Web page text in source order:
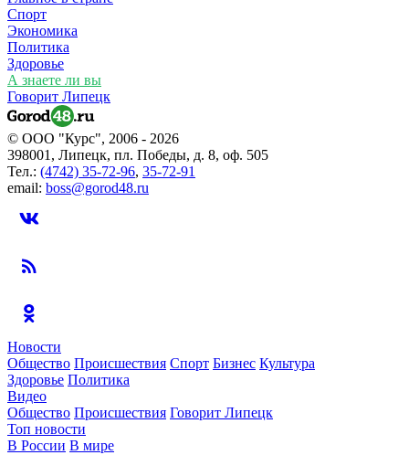
Спорт
Экономика
Политика
Здоровье
А знаете ли вы
Говорит Липецк
© ООО "Курс", 2006 - 2026
398001, Липецк, пл. Победы, д. 8, оф. 505
Тел.: (4742) 35-72-96, 35-72-91
email: boss@gorod48.ru
Новости
Общество Происшествия Спорт Бизнес Культура
Здоровье Политика
Видео
Общество Происшествия Говорит Липецк
Топ новости
В России В мире